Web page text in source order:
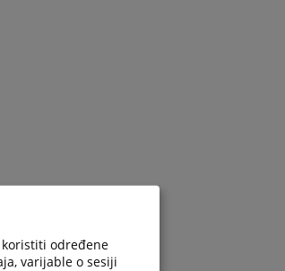
određene
varijable o sesiji